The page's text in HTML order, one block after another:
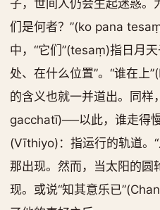
子，世间人仍会生起迷惑。
们是何者？”(ko pana
中，“它们”(tesaṃ)指日月
处、在什么位置”。“谁在上
的含义也就一并道出。同样
gacchatī)──以此，谁走得
(Vīthiyo)：指运行的轨道。
那出现。然而，当太阳的圆
现。或说“知其意乐已